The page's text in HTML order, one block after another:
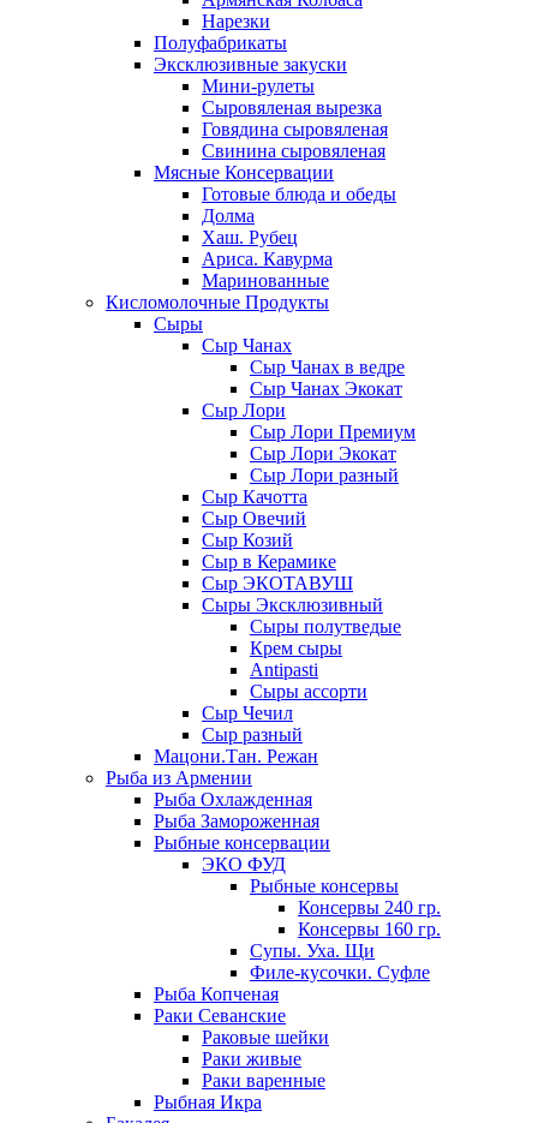
Нарезки
Полуфабрикаты
Эксклюзивные закуски
Мини-рулеты
Сыровяленая вырезка
Говядина сыровяленая
Свинина сыровяленая
Мясные Консервации
Готовые блюда и обеды
Долма
Хаш. Рубец
Ариса. Кавурма
Маринованные
Кисломолочные Продукты
Сыры
Сыр Чанах
Сыр Чанах в ведре
Сыр Чанах Экокат
Сыр Лори
Сыр Лори Премиум
Сыр Лори Экокат
Сыр Лори разный
Сыр Качотта
Сыр Овечий
Сыр Козий
Сыр в Керамике
Сыр ЭКОТАВУШ
Сыры Эксклюзивный
Сыры полутведые
Крем сыры
Antipasti
Сыры ассорти
Сыр Чечил
Сыр разный
Мацони.Тан. Режан
Рыба из Армении
Рыба Охлажденная
Рыба Замороженная
Рыбные консервации
ЭКО ФУД
Рыбные консервы
Консервы 240 гр.
Консервы 160 гр.
Супы. Уха. Щи
Филе-кусочки. Суфле
Рыба Копченая
Раки Севанские
Раковые шейки
Раки живые
Раки варенные
Рыбная Икра